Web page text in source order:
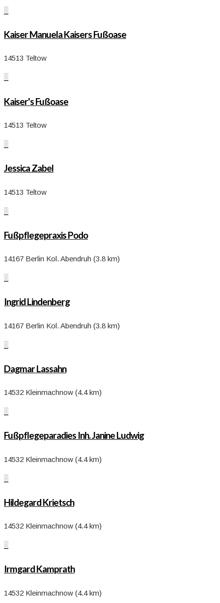

Kaiser Manuela Kaisers Fußoase
14513 Teltow

Kaiser's Fußoase
14513 Teltow

Jessica Zabel
14513 Teltow

Fußpflegepraxis Podo
14167 Berlin Kol. Abendruh (3.8 km)

Ingrid Lindenberg
14167 Berlin Kol. Abendruh (3.8 km)

Dagmar Lassahn
14532 Kleinmachnow (4.4 km)

Fußpflegeparadies Inh. Janine Ludwig
14532 Kleinmachnow (4.4 km)

Hildegard Krietsch
14532 Kleinmachnow (4.4 km)

Irmgard Kamprath
14532 Kleinmachnow (4.4 km)